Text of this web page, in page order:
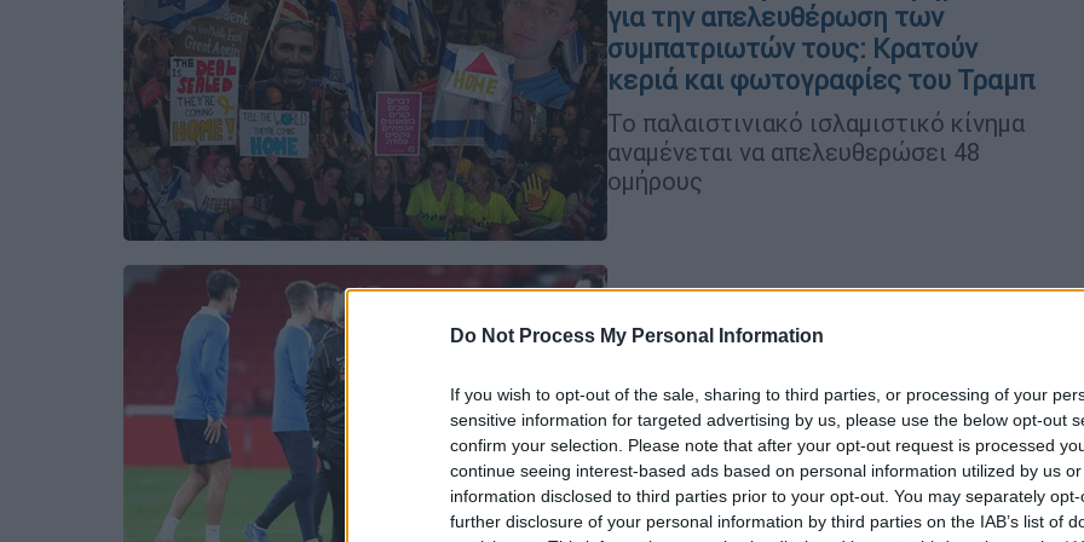
Do Not Process My Personal Information
If you wish to opt-out of the sale, sharing to third parties, or processing of your
sensitive information for targeted advertising by us, please use the below opt-out
confirm your selection. Please note that after your opt-out request is processed
continue seeing interest-based ads based on personal information utilized by us
information disclosed to third parties prior to your opt-out. You may separately
further disclosure of your personal information by third parties on the IAB’s list of
για την απελευθέρωση των
συμπατριωτών τους: Κρατούν
κεριά και φωτογραφίες του Τραμπ
Το παλαιστινιακό ισλαμιστικό κίνημα
αναμένεται να απελευθερώσει 48
ομήρους
Γιοβάνοβιτς: «Δεν με επηρεάζει η
κριτική, για τους παίκτες δεν
θέλω να μιλάνε σκληρά»
Οι δηλώσεις και τα πλάνα του
ομοσπονδιακού τεχνικού για τον
«τελικό» με τη Δανία